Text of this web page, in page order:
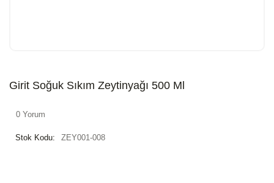
Girit Soğuk Sıkım Zeytinyağı 500 Ml
0 Yorum
Stok Kodu: ZEY001-008